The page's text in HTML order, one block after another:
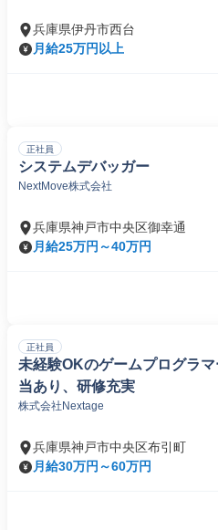
兵庫県伊丹市西台
月給25万円以上
正社員
システムデバッガー
NextMove株式会社
兵庫県神戸市中央区御幸通
月給25万円～40万円
正社員
未経験OKのゲームプログラ
当あり、研修充実
株式会社Nextage
兵庫県神戸市中央区布引町
月給30万円～60万円